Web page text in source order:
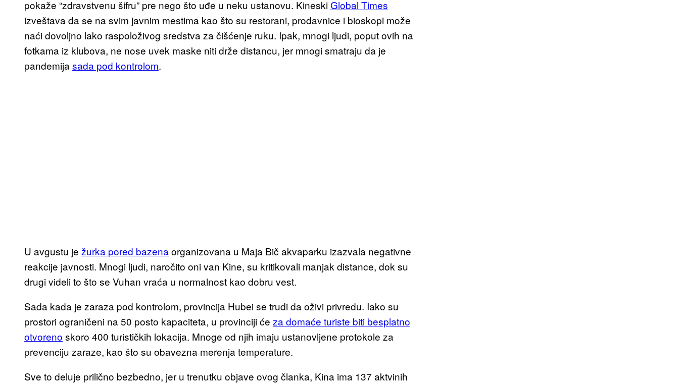
pokaže “zdravstvenu šifru” pre nego što uđe u neku ustanovu. Kineski Global Times
izveštava da se na svim javnim mestima kao što su restorani, prodavnice i bioskopi može
naći dovoljno lako raspoloživog sredstva za čišćenje ruku. Ipak, mnogi ljudi, poput ovih na
fotkama iz klubova, ne nose uvek maske niti drže distancu, jer mnogi smatraju da je
pandemija sada pod kontrolom.
U avgustu je žurka pored bazena organizovana u Maja Bič akvaparku izazvala negativne
reakcije javnosti. Mnogi ljudi, naročito oni van Kine, su kritikovali manjak distance, dok su
drugi videli to što se Vuhan vraća u normalnost kao dobru vest.
Sada kada je zaraza pod kontrolom, provincija Hubei se trudi da oživi privredu. Iako su
prostori ograničeni na 50 posto kapaciteta, u provinciji će za domaće turiste biti besplatno
otvoreno skoro 400 turističkih lokacija. Mnoge od njih imaju ustanovljene protokole za
prevenciju zaraze, kao što su obavezna merenja temperature.
Sve to deluje prilično bezbedno, jer u trenutku objave ovog članka, Kina ima 137 aktvinih